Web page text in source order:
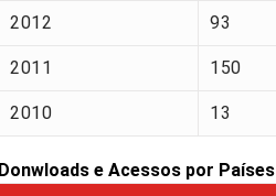
2012 93
2011 150
2010 13
Donwloads e Acessos por Países